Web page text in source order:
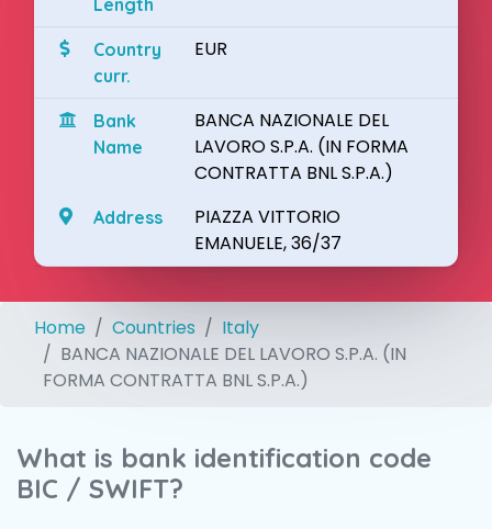
Length
Country
curr.
EUR
Bank
Name
BANCA NAZIONALE DEL
LAVORO S.P.A. (IN FORMA
CONTRATTA BNL S.P.A.)
Address
PIAZZA VITTORIO
EMANUELE, 36/37
Home Countries
Italy
BANCA NAZIONALE DEL LAVORO S.P.A. (IN
FORMA CONTRATTA BNL S.P.A.)
What is bank identification code
BIC / SWIFT?